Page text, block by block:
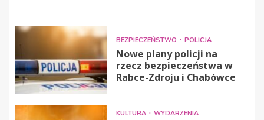
BEZPIECZEŃSTWO POLICJA
Nowe plany policji na
rzecz bezpieczeństwa w
Rabce-Zdroju i Chabówce
KULTURA WYDARZENIA